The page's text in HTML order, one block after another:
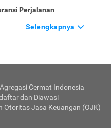
Perjalanan
Selengkapnya
Cermat Indonesia
dan Diawasi
Otoritas Jasa Keuangan (OJK)